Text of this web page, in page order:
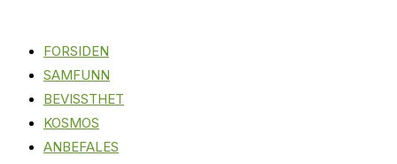
FORSIDEN
SAMFUNN
BEVISSTHET
KOSMOS
ANBEFALES